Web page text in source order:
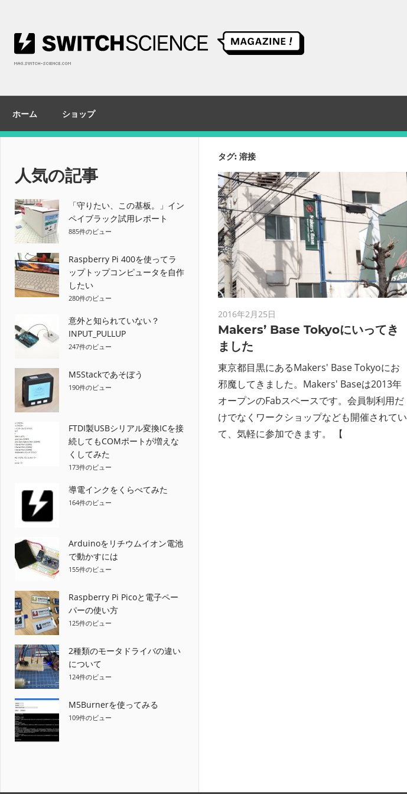
ッ
ッ
チ
サ
イ
エ
ン
ス
マ
ガ
ジ
ン
ホーム ショップ
タグ: 溶接
2016年2月25日
Makers’ Base Tokyoにいってき
ました
東京都目黒にあるMakers' Base Tokyoにお
邪魔してきました。Makers' Baseは2013年
オープンのFabスペースです。会員制利用だ
けでなくワークショップなども開催されてい
て、気軽に参加できます。 【
人気の記事
「守りたい、この基板。」イン
ペイブラック試用レポート
885件のビュー
Raspberry Pi 400を使ってラ
ップトップコンピュータを自作
したい
280件のビュー
意外と知られていない？
INPUT_PULLUP
247件のビュー
M5Stackであそぼう
190件のビュー
FTDI製USBシリアル変換ICを接
続してもCOMポートが増えな
くしてみた
173件のビュー
導電インクをくらべてみた
164件のビュー
Arduinoをリチウムイオン電池
で動かすには
155件のビュー
Raspberry Pi Picoと電子ペー
パーの使い方
125件のビュー
2種類のモータドライバの違い
について
124件のビュー
M5Burnerを使ってみる
109件のビュー